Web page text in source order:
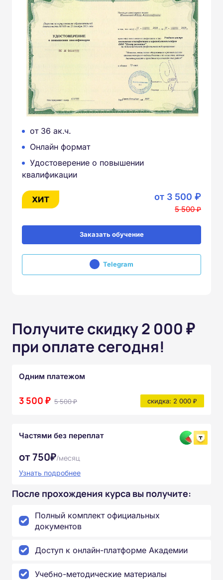
от 36 ак.ч.
Онлайн формат
Удостоверение о повышении
квалификации
от 3 500 ₽
5 500 ₽
Заказать обучение
Telegram
Получите скидку 2 000 ₽
при оплате сегодня!
Одним платежом
3 500 ₽ 5 500 ₽ скидка: 2 000 ₽
Частями без переплат
от 750₽/месяц
Узнать подробнее
После прохождения курса вы получите:
Полный комплект официальных
документов
Доступ к онлайн-платформе Академии
Учебно-методические материалы